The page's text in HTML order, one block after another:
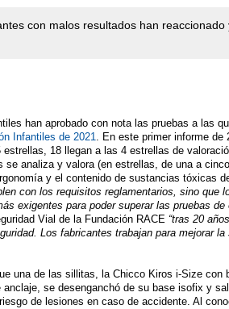
con malos resultados han
han aprobado con nota las pruebas a las
Infantiles de 2021
. En este primer informe de
estrellas, 18 llegan a las 4 estrellas de
se analiza y valora (en estrellas, de una a
y el contenido de sustancias tóxicas
con los requisitos reglamentarios, sino que
exigentes para poder superar las pruebas de
Vial de la Fundación RACE “tras 20
Los fabricantes trabajan para mejorar
una de las sillitas, la Chicco Kiros i-Size con
se desenganchó de su base isofix y
de lesiones en caso de accidente. Al